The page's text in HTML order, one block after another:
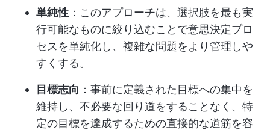
単純性 ：このアプローチは、選択肢を最も実
行可能なものに絞り込むことで意思決定プロ
セスを単純化し、複雑な問題をより管理しや
すくする。
目標志向 ：事前に定義された目標への集中を
維持し、不必要な回り道をすることなく、特
定の目標を達成するための直接的な道筋を容